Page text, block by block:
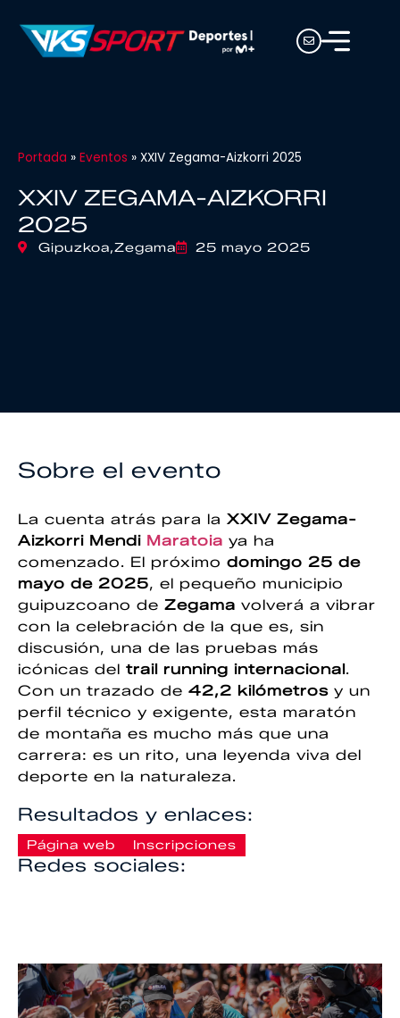
Portada » Eventos » XXIV Zegama-Aizkorri 2025
XXIV ZEGAMA-AIZKORRI
2025
Gipuzkoa,Zegama 25 mayo 2025
Sobre el evento
La cuenta atrás para la XXIV Zegama-
Aizkorri Mendi Maratoia ya ha
comenzado. El próximo domingo 25 de
mayo de 2025, el pequeño municipio
guipuzcoano de Zegama volverá a vibrar
con la celebración de la que es, sin
discusión, una de las pruebas más
icónicas del trail running internacional.
Con un trazado de 42,2 kilómetros y un
perfil técnico y exigente, esta maratón
de montaña es mucho más que una
carrera: es un rito, una leyenda viva del
deporte en la naturaleza.
Resultados y enlaces:
Página web Inscripciones
Redes sociales: